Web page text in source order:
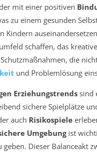
mit einer positiven
zu einem gesunden
Kindern
schaffen, das
die
und Problemlösung
Erziehungstrendssind
sichere Spielplätze
auch Risikospiele
Umgebungist
geben. Dieser Balanceakt